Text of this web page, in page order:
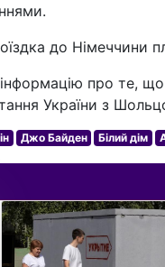
до Німеччини
про те,
України з
Джо Байден Білий дім